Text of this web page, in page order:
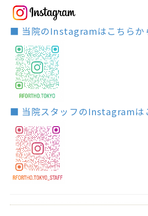
■ 当院のInstagramはこちらか
■ 当院スタッフのInstagramは